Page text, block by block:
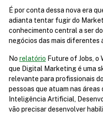
É por conta dessa nova era
adianta tentar fugir do
conhecimento central a ser
negócios das mais diferentes
No relatório Future of Jobs, o
que Digital Marketing é uma
relevante para profissionais
pessoas que atuam nas áreas
Inteligência Artificial,
vão precisar desenvolver